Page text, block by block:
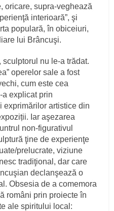
oricare, supra-veghează
interioară”, şi
populară, în obiceiuri,
lui Brâncuşi.
nu le-a trădat.
operelor sale a fost
cum este cea
a explicat prin
exprimărilor artistice din
Iar aşezarea
non-figurativul
ţine de experienţe
prelucrate, viziune
tradiţional, dar care
declanşează o
Obsesia de a comemora
români prin proiecte în
ale spiritului local: